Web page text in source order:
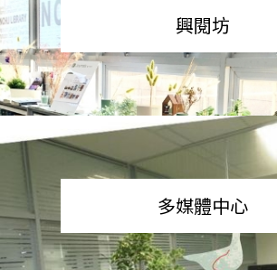
興閱坊
多媒體中心